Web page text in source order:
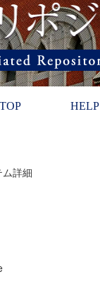
TOP HELP
詳細